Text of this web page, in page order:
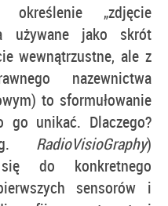
„zdjęcie
używane jako skrót
wewnątrzustne, ale z
nazewnictwa
to sformułowanie
unikać. Dlaczego?
RadioVisioGraphy)
do konkretnego
sensorów i